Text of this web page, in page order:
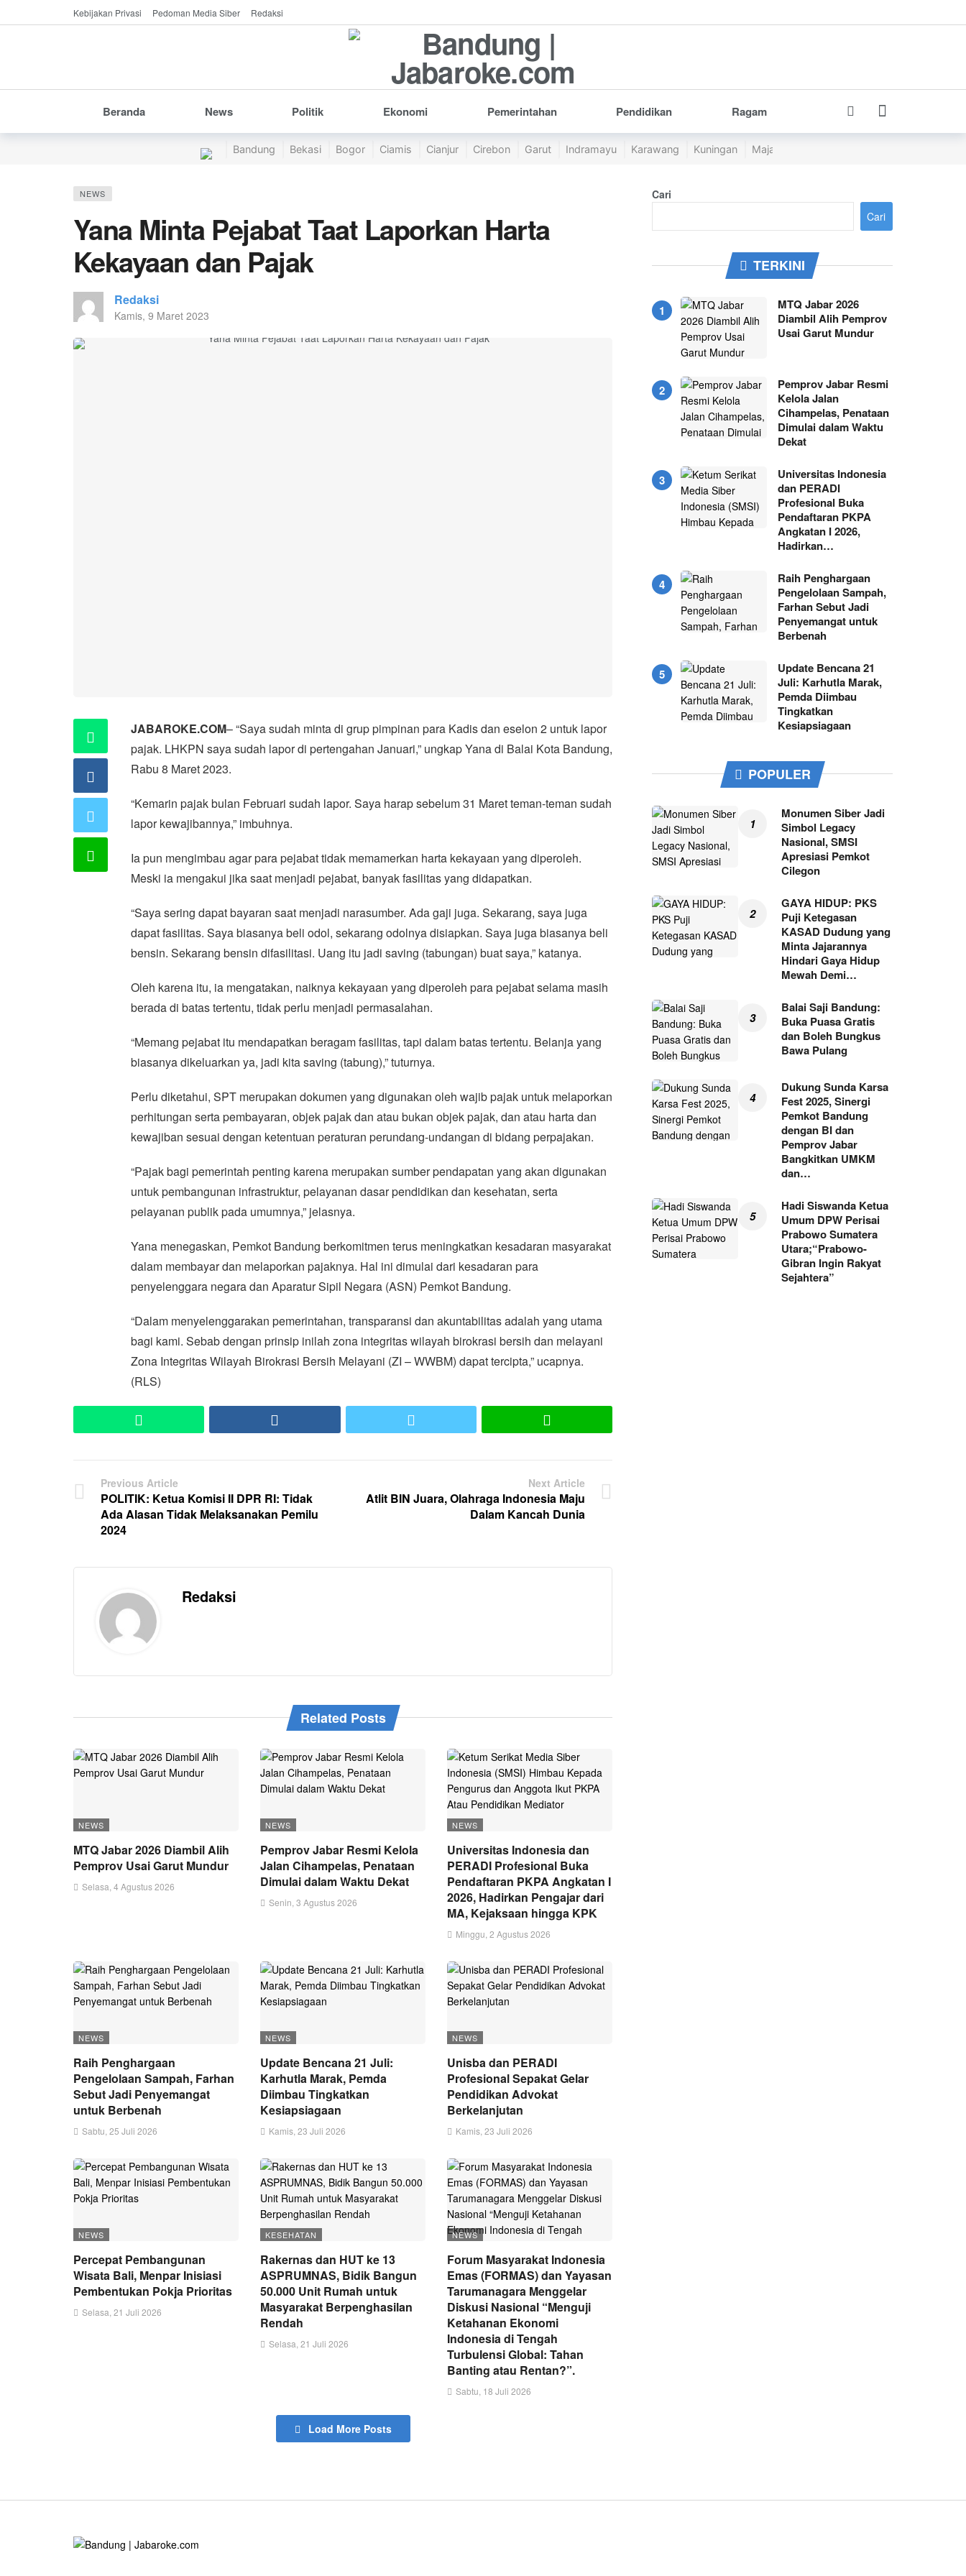
Kebijakan Privasi Pedoman Media Siber Redaksi
Beranda News Politik Ekonomi Pemerintahan Pendidikan Ragam
Bandung Bekasi Bogor Ciamis Cianjur Cirebon Garut Indramayu Karawang Kuningan Majalengka
NEWS
Yana Minta Pejabat Taat Laporkan Harta
Kekayaan dan Pajak
Redaksi
Kamis, 9 Maret 2023
JABAROKE.COM– “Saya sudah minta di grup pimpinan para Kadis dan eselon 2 untuk lapor
pajak. LHKPN saya sudah lapor di pertengahan Januari,” ungkap Yana di Balai Kota Bandung,
Rabu 8 Maret 2023.
“Kemarin pajak bulan Februari sudah lapor. Saya harap sebelum 31 Maret teman-teman sudah
lapor kewajibannya,” imbuhnya.
Ia pun mengimbau agar para pejabat tidak memamerkan harta kekayaan yang diperoleh.
Meski ia mengakui jika saat menjadi pejabat, banyak fasilitas yang didapatkan.
“Saya sering dapat bayaran saat menjadi narasumber. Ada gaji juga. Sekarang, saya juga
dapat fasilitas. Saya biasanya beli odol, sekarang odolnya disiapkan. Saya juga biasanya beli
bensin. Sekarang bensin difasilitasi. Uang itu jadi saving (tabungan) buat saya,” katanya.
Oleh karena itu, ia mengatakan, naiknya kekayaan yang diperoleh para pejabat selama masih
berada di batas tertentu, tidak perlu menjadi permasalahan.
“Memang pejabat itu mendapatkan beragam fasilitas, tapi dalam batas tertentu. Belanja yang
biasanya dikeluarkan ya, jadi kita saving (tabung),” tuturnya.
Perlu diketahui, SPT merupakan dokumen yang digunakan oleh wajib pajak untuk melaporkan
perhitungan serta pembayaran, objek pajak dan atau bukan objek pajak, dan atau harta dan
kewajiban sesuai dengan ketentuan peraturan perundang-undangan di bidang perpajakan.
“Pajak bagi pemerintah penting karena merupakan sumber pendapatan yang akan digunakan
untuk pembangunan infrastruktur, pelayanan dasar pendidikan dan kesehatan, serta
pelayanan publik pada umumnya,” jelasnya.
Yana menegaskan, Pemkot Bandung berkomitmen terus meningkatkan kesadaran masyarakat
dalam membayar dan melaporkan pajaknya. Hal ini dimulai dari kesadaran para
penyelenggara negara dan Aparatur Sipil Negara (ASN) Pemkot Bandung.
“Dalam menyelenggarakan pemerintahan, transparansi dan akuntabilitas adalah yang utama
bagi kami. Sebab dengan prinsip inilah zona integritas wilayah birokrasi bersih dan melayani
Zona Integritas Wilayah Birokrasi Bersih Melayani (ZI – WWBM) dapat tercipta,” ucapnya.
(RLS)
Previous Article
POLITIK: Ketua Komisi II DPR RI: Tidak
Ada Alasan Tidak Melaksanakan Pemilu
2024
Next Article
Atlit BIN Juara, Olahraga Indonesia Maju
Dalam Kancah Dunia
Redaksi
Related Posts
NEWS
MTQ Jabar 2026 Diambil Alih
Pemprov Usai Garut Mundur
Selasa, 4 Agustus 2026
NEWS
Pemprov Jabar Resmi Kelola
Jalan Cihampelas, Penataan
Dimulai dalam Waktu Dekat
Senin, 3 Agustus 2026
NEWS
Universitas Indonesia dan
PERADI Profesional Buka
Pendaftaran PKPA Angkatan I
2026, Hadirkan Pengajar dari
MA, Kejaksaan hingga KPK
Minggu, 2 Agustus 2026
NEWS
Raih Penghargaan
Pengelolaan Sampah, Farhan
Sebut Jadi Penyemangat
untuk Berbenah
Sabtu, 25 Juli 2026
NEWS
Update Bencana 21 Juli:
Karhutla Marak, Pemda
Diimbau Tingkatkan
Kesiapsiagaan
Kamis, 23 Juli 2026
NEWS
Unisba dan PERADI
Profesional Sepakat Gelar
Pendidikan Advokat
Berkelanjutan
Kamis, 23 Juli 2026
NEWS
Percepat Pembangunan
Wisata Bali, Menpar Inisiasi
Pembentukan Pokja Prioritas
Selasa, 21 Juli 2026
KESEHATAN
Rakernas dan HUT ke 13
ASPRUMNAS, Bidik Bangun
50.000 Unit Rumah untuk
Masyarakat Berpenghasilan
Rendah
Selasa, 21 Juli 2026
NEWS
Forum Masyarakat Indonesia
Emas (FORMAS) dan Yayasan
Tarumanagara Menggelar
Diskusi Nasional “Menguji
Ketahanan Ekonomi
Indonesia di Tengah
Turbulensi Global: Tahan
Banting atau Rentan?”.
Sabtu, 18 Juli 2026
Load More Posts
Cari
Cari
TERKINI
MTQ Jabar 2026
Diambil Alih Pemprov
Usai Garut Mundur
Pemprov Jabar Resmi
Kelola Jalan
Cihampelas, Penataan
Dimulai dalam Waktu
Dekat
Universitas Indonesia
dan PERADI
Profesional Buka
Pendaftaran PKPA
Angkatan I 2026,
Hadirkan…
Raih Penghargaan
Pengelolaan Sampah,
Farhan Sebut Jadi
Penyemangat untuk
Berbenah
Update Bencana 21
Juli: Karhutla Marak,
Pemda Diimbau
Tingkatkan
Kesiapsiagaan
POPULER
Monumen Siber Jadi
Simbol Legacy
Nasional, SMSI
Apresiasi Pemkot
Cilegon
GAYA HIDUP: PKS
Puji Ketegasan
KASAD Dudung yang
Minta Jajarannya
Hindari Gaya Hidup
Mewah Demi…
Balai Saji Bandung:
Buka Puasa Gratis
dan Boleh Bungkus
Bawa Pulang
Dukung Sunda Karsa
Fest 2025, Sinergi
Pemkot Bandung
dengan BI dan
Pemprov Jabar
Bangkitkan UMKM
dan…
Hadi Siswanda Ketua
Umum DPW Perisai
Prabowo Sumatera
Utara;“Prabowo-
Gibran Ingin Rakyat
Sejahtera”